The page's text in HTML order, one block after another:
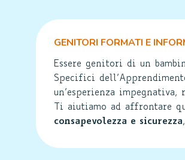
GENITORI FORMATI E
Essere genitori di un
Specifici
un’esperienza impegnativa,
Ti aiutiamo ad affrontare
consapevolezza e sicurezza